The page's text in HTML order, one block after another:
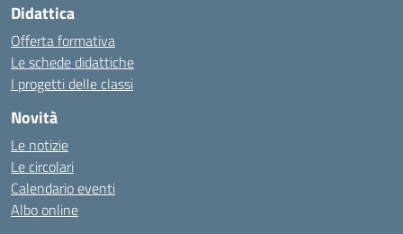
Didattica
Offerta formativa
Le schede didattiche
I progetti delle classi
Novità
Le notizie
Le circolari
Calendario eventi
Albo online